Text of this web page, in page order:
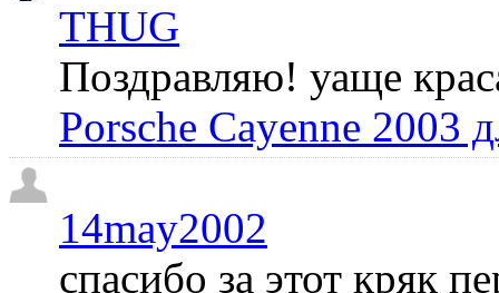
THUG
Поздравляю! уаще
Porsche Cayenne 2003
14may2002
спасибо за этот кряк